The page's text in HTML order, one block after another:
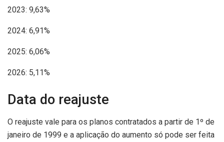
2023: 9,63%
2024: 6,91%
2025: 6,06%
2026: 5,11%
Data do reajuste
O reajuste vale para os planos contratados a partir de 1º de
janeiro de 1999 e a aplicação do aumento só pode ser feita